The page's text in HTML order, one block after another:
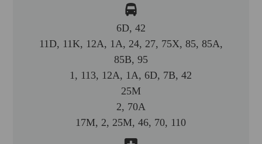
6D, 42
11D, 11K, 12A, 1A, 24, 27, 75X, 85, 85A,
85B, 95
1, 113, 12A, 1A, 6D, 7B, 42
25M
2, 70A
17M, 2, 25M, 46, 70, 110